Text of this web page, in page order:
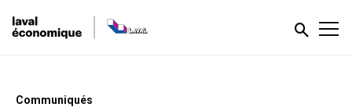
Communiqués